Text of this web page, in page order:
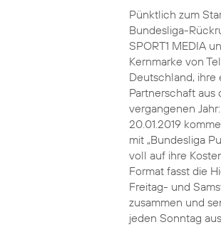
Pünktlich zum
Bundesliga-
SPORT1 MEDIA
Kernmarke von
Deutschland, ihre
Partnerschaft aus
vergangenen
20.01.2019
mit „Bundesliga
voll auf ihre
Format fasst die
Freitag- und
zusammen und
jeden Sonntag